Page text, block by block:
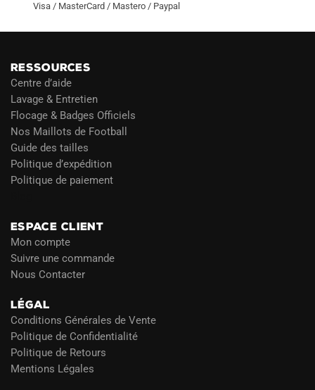
Visa / MasterCard / Mastero / Paypal
RESSOURCES
Centre d’aide
Lavage & Entretien
Flocage & Badges Officiels
Nos Maillots de Football
Guide des tailles
Politique d’expédition
Politique de paiement
ESPACE CLIENT
Mon compte
Suivre une commande
Nous Contacter
LÉGAL
Conditions Générales de Vente
Politique de Confidentialité
Politique de Retours
Mentions Légales